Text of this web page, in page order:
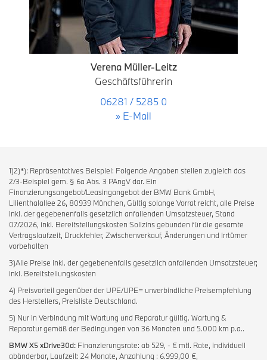
Verena Müller-Leitz
Geschäftsführerin
06281 / 5285 0
» E-Mail
1)2)*): Repräsentatives Beispiel: Folgende Angaben stellen zugleich das
2/3-Beispiel gem. § 6a Abs. 3 PAngV dar. Ein
Finanzierungsangebot/Leasingangebot der BMW Bank GmbH,
Lilienthalallee 26, 80939 München, Gültig solange Vorrat reicht, alle Preise
inkl. der gegebenenfalls gesetzlich anfallenden Umsatzsteuer, Stand
07/2026, inkl. Bereitstellungskosten Sollzins gebunden für die gesamte
Vertragslaufzeit, Druckfehler, Zwischenverkauf, Änderungen und Irrtümer
vorbehalten
3)Alle Preise inkl. der gegebenenfalls gesetzlich anfallenden Umsatzsteuer;
inkl. Bereitstellungskosten
4) Preisvorteil gegenüber der UPE/UPE= unverbindliche Preisempfehlung
des Herstellers, Preisliste Deutschland.
5) Nur in Verbindung mit Wartung und Reparatur gültig. Wartung &
Reparatur gemäß der Bedingungen von 36 Monaten und 5.000 km p.a..
BMW X5 xDrive30d: Finanzierungsrate: ab 529, - € mtl. Rate, individuell
abänderbar, Laufzeit: 24 Monate, Anzahlung : 6.999,00 €,